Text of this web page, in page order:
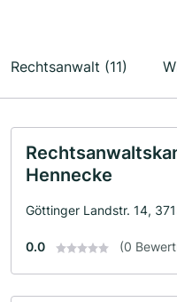
Rechtsanwalt (11)
Hennecke
Göttinger Landstr. 14,
0.0 (0